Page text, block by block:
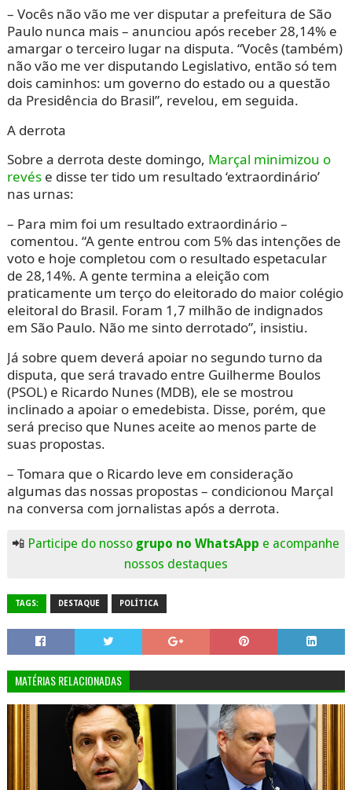
– Vocês não vão me ver disputar a prefeitura de São
Paulo nunca mais – anunciou após receber 28,14% e
amargar o terceiro lugar na disputa. “Vocês (também)
não vão me ver disputando Legislativo, então só tem
dois caminhos: um governo do estado ou a questão
da Presidência do Brasil”, revelou, em seguida.
A derrota
Sobre a derrota deste domingo, Marçal minimizou o
revése disse ter tido um resultado ‘extraordinário’
nas urnas:
– Para mim foi um resultado extraordinário –
comentou. “A gente entrou com 5% das intenções de
voto e hoje completou com o resultado espetacular
de 28,14%. A gente termina a eleição com
praticamente um terço do eleitorado do maior colégio
eleitoral do Brasil. Foram 1,7 milhão de indignados
em São Paulo. Não me sinto derrotado”, insistiu.
Já sobre quem deverá apoiar no segundo turno da
disputa, que será travado entre Guilherme Boulos
(PSOL) e Ricardo Nunes (MDB), ele se mostrou
inclinado a apoiar o emedebista. Disse, porém, que
será preciso que Nunes aceite ao menos parte de
suas propostas.
– Tomara que o Ricardo leve em consideração
algumas das nossas propostas – condicionou Marçal
na conversa com jornalistas após a derrota.
📲 Participe do nosso grupo no WhatsApp e acompanhe
nossos destaques
TAGS: DESTAQUE POLÍTICA
MATÉRIAS RELACIONADAS